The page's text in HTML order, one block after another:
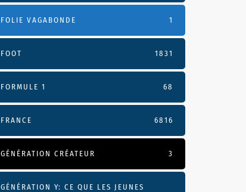
FOLIE VAGABONDE 1
FOOT 1831
FORMULE 1 68
FRANCE 6816
GÉNÉRATION CRÉATEUR 3
GÉNÉRATION Y: CE QUE LES JEUNES